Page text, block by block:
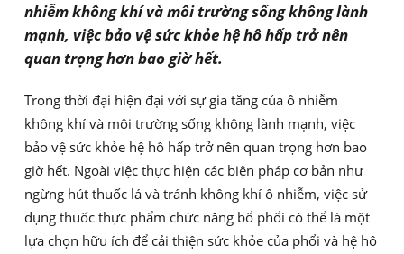
nhiễm không khí và môi trường sống không lành
mạnh, việc bảo vệ sức khỏe hệ hô hấp trở nên
quan trọng hơn bao giờ hết.
Trong thời đại hiện đại với sự gia tăng của ô nhiễm
không khí và môi trường sống không lành mạnh, việc
bảo vệ sức khỏe hệ hô hấp trở nên quan trọng hơn bao
giờ hết. Ngoài việc thực hiện các biện pháp cơ bản như
ngừng hút thuốc lá và tránh không khí ô nhiễm, việc sử
dụng thuốc thực phẩm chức năng bổ phổi có thể là một
lựa chọn hữu ích để cải thiện sức khỏe của phổi và hệ hô